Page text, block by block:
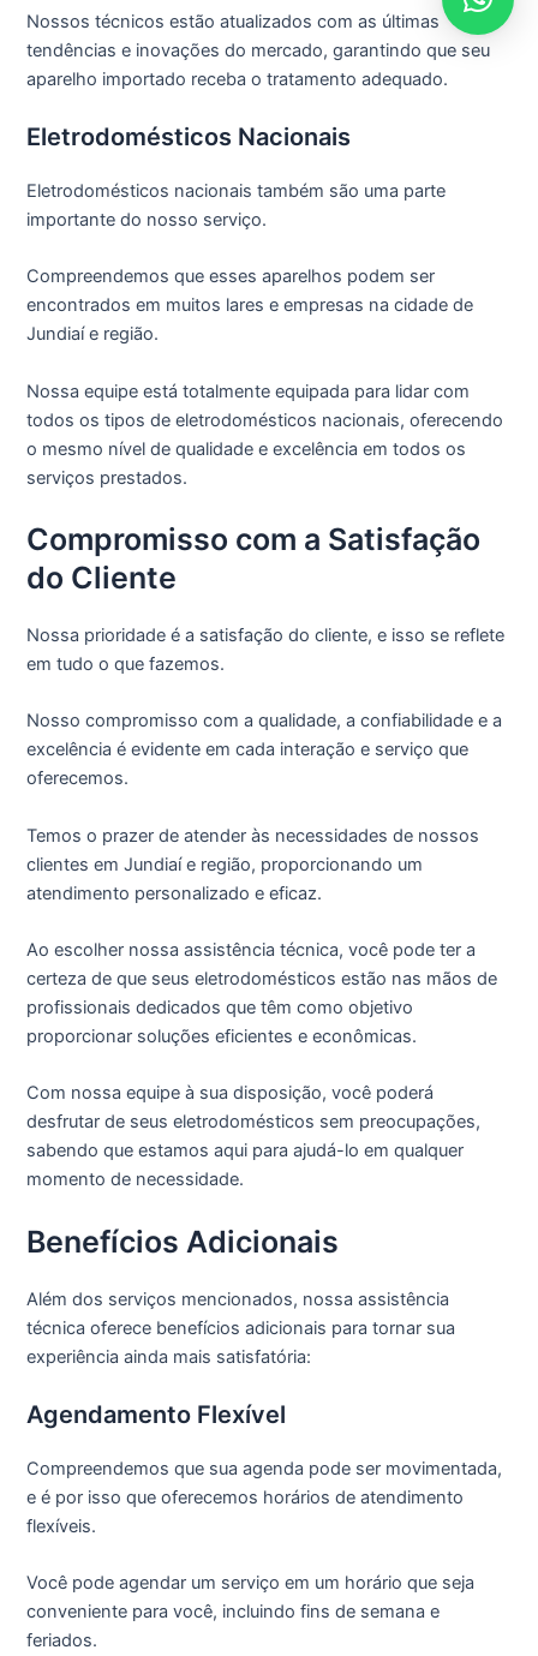
Nossos técnicos estão atualizados com as últimas
tendências e inovações do mercado, garantindo que seu
aparelho importado receba o tratamento adequado.
Eletrodomésticos Nacionais
Eletrodomésticos nacionais também são uma parte
importante do nosso serviço.
Compreendemos que esses aparelhos podem ser
encontrados em muitos lares e empresas na cidade de
Jundiaí e região.
Nossa equipe está totalmente equipada para lidar com
todos os tipos de eletrodomésticos nacionais, oferecendo
o mesmo nível de qualidade e excelência em todos os
serviços prestados.
Compromisso com a Satisfação
do Cliente
Nossa prioridade é a satisfação do cliente, e isso se reflete
em tudo o que fazemos.
Nosso compromisso com a qualidade, a confiabilidade e a
excelência é evidente em cada interação e serviço que
oferecemos.
Temos o prazer de atender às necessidades de nossos
clientes em Jundiaí e região, proporcionando um
atendimento personalizado e eficaz.
Ao escolher nossa assistência técnica, você pode ter a
certeza de que seus eletrodomésticos estão nas mãos de
profissionais dedicados que têm como objetivo
proporcionar soluções eficientes e econômicas.
Com nossa equipe à sua disposição, você poderá
desfrutar de seus eletrodomésticos sem preocupações,
sabendo que estamos aqui para ajudá-lo em qualquer
momento de necessidade.
Benefícios Adicionais
Além dos serviços mencionados, nossa assistência
técnica oferece benefícios adicionais para tornar sua
experiência ainda mais satisfatória:
Agendamento Flexível
Compreendemos que sua agenda pode ser movimentada,
e é por isso que oferecemos horários de atendimento
flexíveis.
Você pode agendar um serviço em um horário que seja
conveniente para você, incluindo fins de semana e
feriados.